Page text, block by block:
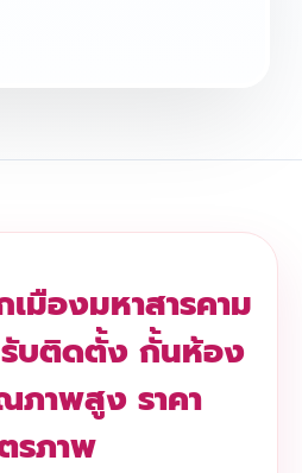
มืองมหาสารคาม
รับติดตั้ง กั้นห้อง
ภาพสูง ราคา
รภาพ